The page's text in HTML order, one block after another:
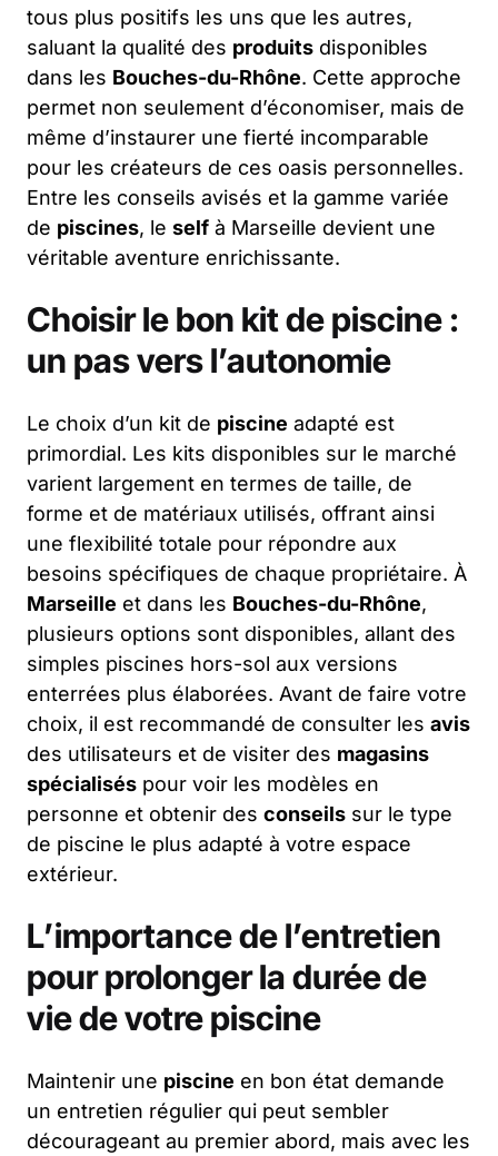
tous plus positifs les uns que les autres,
saluant la qualité des produits disponibles
dans les Bouches-du-Rhône. Cette approche
permet non seulement d’économiser, mais de
même d’instaurer une fierté incomparable
pour les créateurs de ces oasis personnelles.
Entre les conseils avisés et la gamme variée
de piscines, le self à Marseille devient une
véritable aventure enrichissante.
Choisir le bon kit de piscine :
un pas vers l’autonomie
Le choix d’un kit de piscine adapté est
primordial. Les kits disponibles sur le marché
varient largement en termes de taille, de
forme et de matériaux utilisés, offrant ainsi
une flexibilité totale pour répondre aux
besoins spécifiques de chaque propriétaire. À
Marseille et dans les Bouches-du-Rhône,
plusieurs options sont disponibles, allant des
simples piscines hors-sol aux versions
enterrées plus élaborées. Avant de faire votre
choix, il est recommandé de consulter les avis
des utilisateurs et de visiter des magasins
spécialisés pour voir les modèles en
personne et obtenir des conseils sur le type
de piscine le plus adapté à votre espace
extérieur.
L’importance de l’entretien
pour prolonger la durée de
vie de votre piscine
Maintenir une piscine en bon état demande
un entretien régulier qui peut sembler
décourageant au premier abord, mais avec les